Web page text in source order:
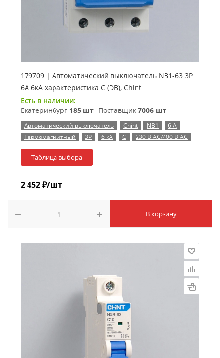
179709 | Автоматический выключатель NB1-63 3P
6А 6кА характеристика C (DB), Chint
Есть в наличии:
Екатеринбург 185 шт Поставщик 7006 шт
Автоматический выключатель Chint NB1
6 А
Термомагнитный
3P 6 кА C 230 В AC/400 В AC
Таблица выбора
2 452₽/шт
В корзину